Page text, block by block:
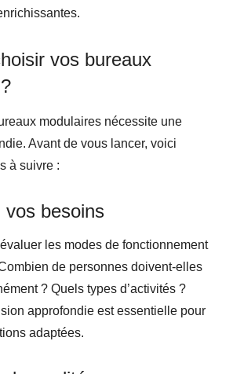
vos bureaux
modulaires nécessite une
Avant de vous lancer, voici
à suivre :
vos besoins
les modes de fonctionnement
de personnes doivent-elles
? Quels types d’activités ?
approfondie est essentielle pour
adaptées.